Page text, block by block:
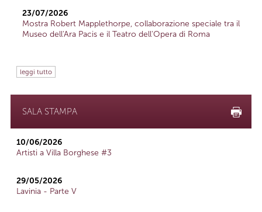
23/07/2026
Mostra Robert Mapplethorpe, collaborazione speciale tra il
Museo dell'Ara Pacis e il Teatro dell'Opera di Roma
leggi tutto
SALA STAMPA
10/06/2026
Artisti a Villa Borghese #3
29/05/2026
Lavinia - Parte V